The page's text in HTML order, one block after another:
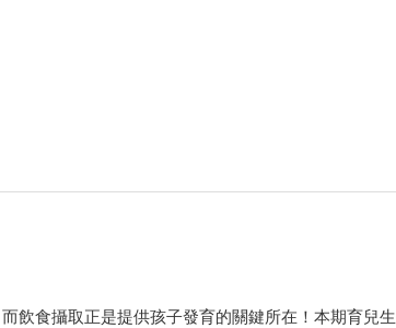
飲食攝取正是提供孩子發育的關鍵所在！本期育兒生